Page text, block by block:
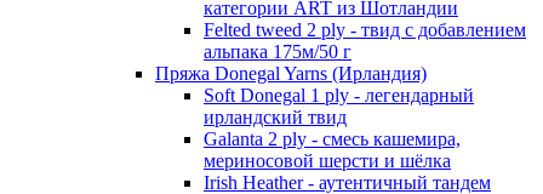
категории ART из Шотландии
Felted tweed 2 ply - твид с добавлением
альпака 175м/50 г
Пряжа Donegal Yarns (Ирландия)
Soft Donegal 1 ply - легендарный
ирландский твид
Galanta 2 ply - смесь кашемира,
мериносовой шерсти и шёлка
Irish Heather - аутентичный тандем